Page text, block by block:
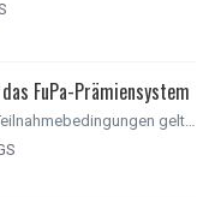
FuPa-Prämiensystem
Geltungsbereich Die nachfolgenden Teilnahmebedingungen gelten in ihrer jeweils gültigen Fassung für das FuPa-Prämiensystem der FuPa GmbH, Peigerti...